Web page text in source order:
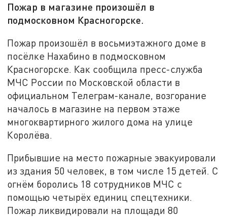
Пожар в магазине произошёл в
подмосковном Красногорске.
Пожар произошёл в восьмиэтажного доме в
посёлке Нахабино в подмосковном
Красногорске. Как сообщила пресс-служба
МЧС России по Московской области в
официальном Телеграм-канале, возгорание
началось в магазине на первом этаже
многоквартирного жилого дома на улице
Королёва.
Прибывшие на место пожарные эвакуировали
из здания 50 человек, в том числе 15 детей. С
огнём боролись 18 сотрудников МЧС с
помощью четырёх единиц спецтехники.
Пожар ликвидировали на площади 80